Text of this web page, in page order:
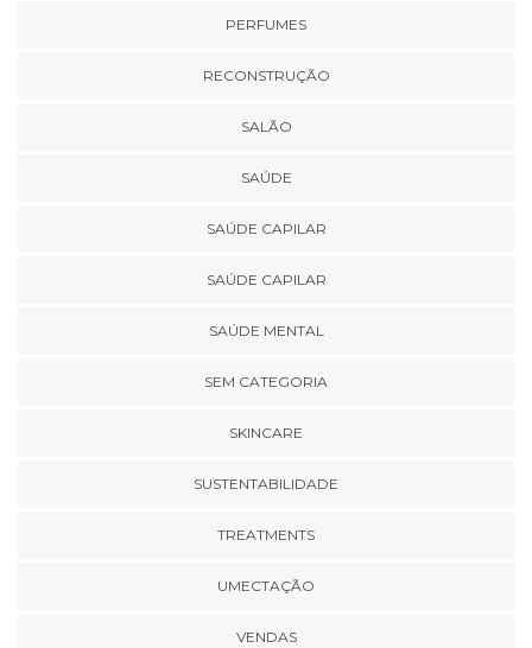
PERFUMES
RECONSTRUÇÃO
SALÃO
SAÚDE
SAÚDE CAPILAR
SAÚDE CAPILAR
SAÚDE MENTAL
SEM CATEGORIA
SKINCARE
SUSTENTABILIDADE
TREATMENTS
UMECTAÇÃO
VENDAS